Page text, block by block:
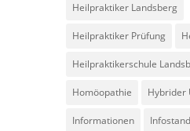
Heilpraktiker Landsberg
Heilpraktiker Prüfung
Heilpraktikerschule
Homöopathie Hybrider
Informationen Infostand